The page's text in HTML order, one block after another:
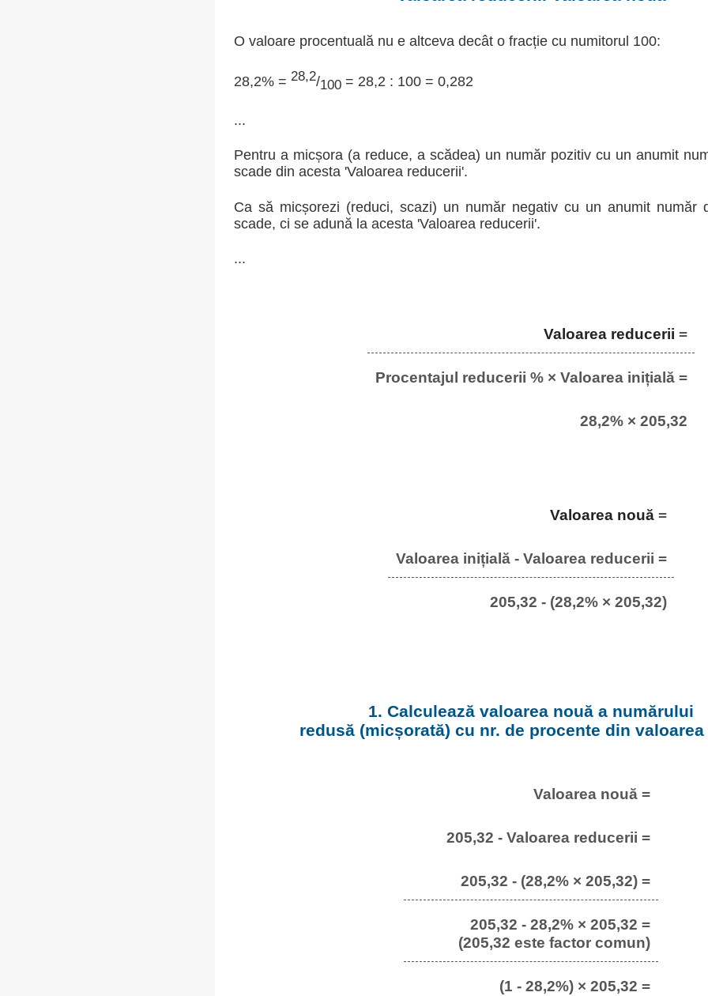
O valoare procentuală nu e altceva decât o fracție cu numitorul 100:
28,2% = 28,2/100= 28,2 : 100 = 0,282
...
Pentru a micșora (a reduce, a scădea) un număr pozitiv cu un anumit
scade din acesta 'Valoarea reducerii'.
Ca să micșorezi (reduci, scazi) un număr negativ cu un anumit număr
scade, ci se adună la acesta 'Valoarea reducerii'.
...
Valoarea reducerii =
Procentajul reducerii % × Valoarea inițială =
28,2% × 205,32
Valoarea nouă=
Valoarea inițială - Valoarea reducerii =
205,32 - (28,2% × 205,32)
1. Calculează valoarea nouă a numărului
redusă (micșorată) cu nr. de procente din
Valoarea nouă =
205,32 - Valoarea reducerii =
205,32 - (28,2% × 205,32) =
205,32 - 28,2% × 205,32 =
(205,32 este factor comun)
(1 - 28,2%) × 205,32 =